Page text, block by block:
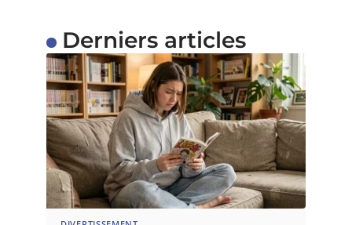
Derniers articles